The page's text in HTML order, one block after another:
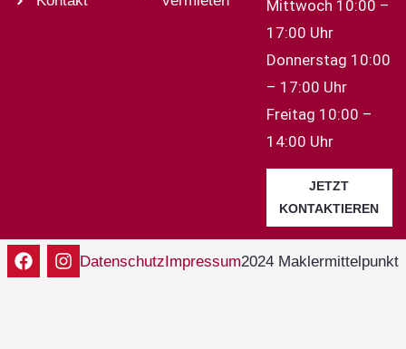
Mittwoch 10:00 –
17:00 Uhr
Donnerstag 10:00
– 17:00 Uhr
Freitag 10:00 –
14:00 Uhr
JETZT
KONTAKTIEREN
DatenschutzImpressum2024 Maklermittelpunkt